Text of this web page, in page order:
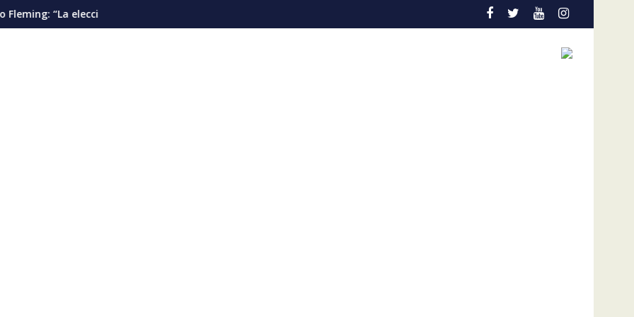
presidencial debería pautarse para diciembre de 2028”
Cáncer de pulmón en Venezuela: la detección temprana es la gran aliada para salvar vidas
Admisión de culpa